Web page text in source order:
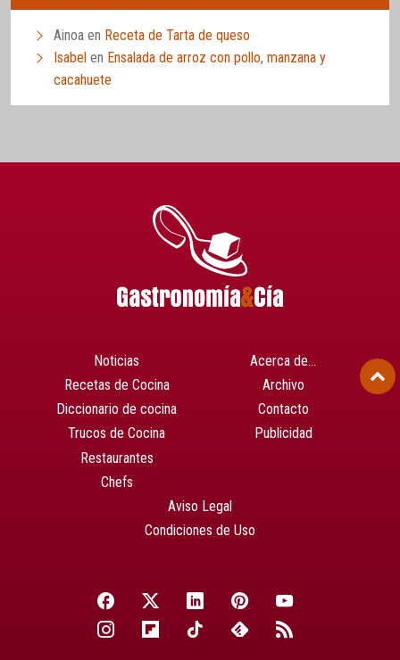
Ainoa en Receta de Tarta de queso
Isabel en Ensalada de arroz con pollo, manzana y
cacahuete
Noticias
Recetas de Cocina
Diccionario de cocina
Trucos de Cocina
Restaurantes
Chefs
Acerca de…
Archivo
Contacto
Publicidad
Aviso Legal
Condiciones de Uso